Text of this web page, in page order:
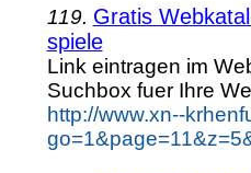
119. Gratis
spiele
Link eintragen im
Suchbox fuer Ihre
http://www.xn--